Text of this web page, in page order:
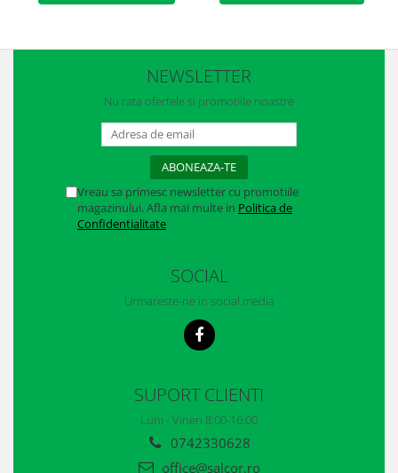
Semnalizare rutiera
NEWSLETTER
Nu rata ofertele si promotiile noastre
Vreau sa primesc newsletter cu promotiile
magazinului. Afla mai multe in Politica de
Confidentialitate
SOCIAL
Urmareste-ne in social media
SUPORT CLIENTI
Luni - Vineri 8:00-16:00
0742330628
office@salcor.ro